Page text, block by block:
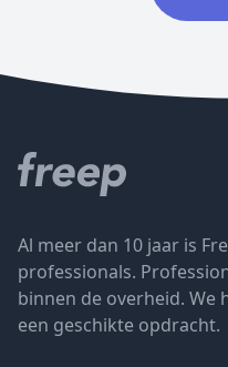
Al meer dan 10 jaar is
professionals.
binnen de overheid. We
een geschikte opdracht.